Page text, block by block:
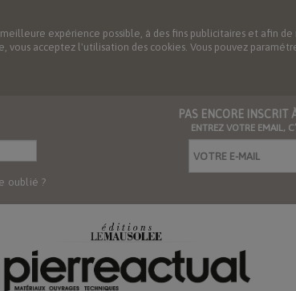
expérience possible, à des fins publicitaires et afin
vous acceptez l'utilisation des cookies. Vous pouvez
oublié ?
PAS ENCORE INSCRIT
ENTREZ VOTRE EMAIL,